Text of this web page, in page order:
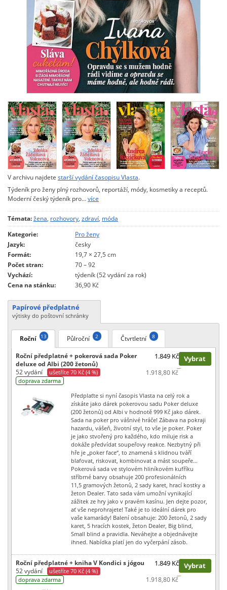
V archivu najdete starší vydání časopisu Vlasta.
Týdeník pro ženy plný rozhovorů, reportáží, módy, kosmetiky a receptů.
Moderní český týdeník pro…více
Témata:žena, rozhovory, zdraví, móda
Kategorie:
Pro ženy
Jazyk:
česky
Formát:
19,7 × 27,5 cm
Počet stran:
70 – 92
Vychází:
týdeník (52 vydání za rok)
Cena na stánku:
36,90 Kč
Papírové předplatné
výtisky do poštovní schránky
Roční 13 Půlroční 2 Čtvrtletní 8
Roční předplatné + pokerová sada Poker
deluxe od Albi (200 žetonů)
52 vydání
ušetříte 70 Kč (4 %)
doprava zdarma
1.849 Kč
1.918,80 Kč
Vybrat
Předplaťte si nyní časopis Vlasta na celý rok a
získáte jako dárek pokerovou sadu Poker deluxe
(200 žetonů) od Albi v hodnotě 999 Kč jako dárek.
Sada na poker pro vášnivé hráče! Zábava na pokraji
hazardu, vášeň, životní styl, to vše je poker. Poker
je jako stvořený pro každého, kdo miluje risk a
dokáže předvídat soupeřovy reakce. Nezbytný při
hře je „poker face“, to znamená s klidnou tváří
blafovat, riskovat, kombinovat a mást soupeře…
Pokerová sada ve stylovém hliníkovém kufříku
stříbrné barvy obsahuje 200 profesionálních
11,5 gramových žetonů, 2 sady karet, hrací kostky a
žeton Dealer. Tato sada vám umožní vynikající
zážitek ze hry jako v pravém kasínu. Jen dejte pozor,
ať vše neprohrajete! Také je to ideální dárek pro
vaše kamarády! Balení obsahuje: 200 žetonů, 2 sady
karet, 5 hracích kostek, žeton Dealer, Big blind,
Small blind a pravidla. Neváhejte a objednávejte
ihned. Nabídka platí jen do vyčerpání zásob.
Roční předplatné + kniha V Kondici s jógou
52 vydání
ušetříte 70 Kč (4 %)
doprava zdarma
1.849 Kč
1.918,80 Kč
Vybrat